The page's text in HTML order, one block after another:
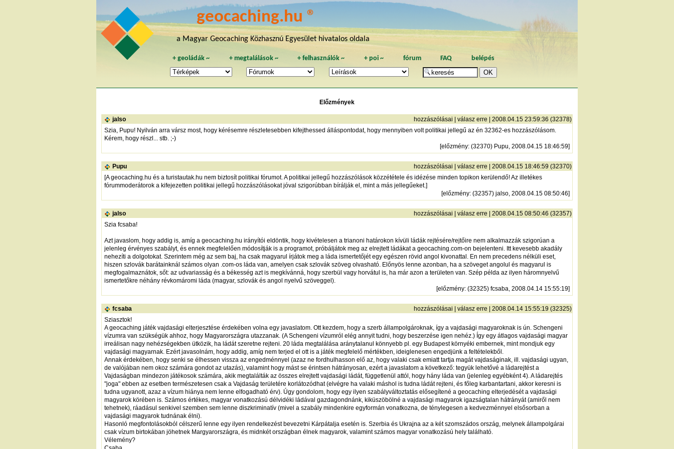
geocaching.hu ®
a Magyar Geocaching Közhasznú Egyesület hivatalos oldala
+geoládák ~ + megtalálások~ +felhasználók ~ + poi~ fórum FAQ belépés
Előzmények
jalso hozzászólásai | válasz erre | 2008.04.15 23:59:36 (32378)
Szia, Pupu! Nyilván arra vársz most, hogy kérésemre részletesebben kifejthessed álláspontodat, hogy mennyiben volt politikai jellegű az én 32362-es hozzászólásom.
Kérem, hogy részl... stb. ;-)
[előzmény: (32370) Pupu, 2008.04.15 18:46:59]
Pupu hozzászólásai | válasz erre | 2008.04.15 18:46:59 (32370)
[A geocaching.hu és a turistautak.hu nem biztosít politikai fórumot. A politikai jellegű hozzászólások közzététele és idézése minden topikon kerülendő! Az illetékes
fórummoderátorok a kifejezetten politikai jellegű hozzászólásokat jóval szigorúbban bírálják el, mint a más jellegűeket.]
[előzmény: (32357) jalso, 2008.04.15 08:50:46]
jalso hozzászólásai | válasz erre | 2008.04.15 08:50:46 (32357)
Szia fcsaba!
Azt javaslom, hogy addig is, amíg a geocaching.hu irányítói eldöntik, hogy kivételesen a trianoni határokon kívüli ládák rejtésére/rejtőire nem alkalmazzák szigorúan a
jelenleg érvényes szabályt, és ennek megfelelően módosítják is a programot, próbáljátok meg az elrejtett ládákat a geocaching.com-on bejelenteni. Itt kevesebb akadály
nehezíti a dolgotokat. Szerintem még az sem baj, ha csak magyarul írjátok meg a láda ismertetőjét egy egészen rövid angol kivonattal. En nem precedens nélküli eset,
hiszen szlovák barátainknál számos olyan .com-os láda van, amelyen csak szlovák szöveg olvasható. Előnyös lenne azonban, ha a szöveget angolul és magyarul is
megfogalmaznátok, sőt: az udvariasság és a békesség azt is megkívánná, hogy szerbül vagy horvátul is, ha már azon a területen van. Szép példa az ilyen háromnyelvű
ismertetőkre néhány révkomáromi láda (magyar, szlovák és angol nyelvű szöveggel).
[előzmény: (32325) fcsaba, 2008.04.14 15:55:19]
fcsaba hozzászólásai | válasz erre | 2008.04.14 15:55:19 (32325)
Sziasztok!
A geocaching játék vajdasági elterjesztése érdekében volna egy javaslatom. Ott kezdem, hogy a szerb állampolgároknak, így a vajdasági magyaroknak is ún. Schengeni
vízumra van szükségük ahhoz, hogy Magyarországra utazzanak. (A Schengeni vízumról elég annyit tudni, hogy beszerzése igen nehéz.) Így egy átlagos vajdasági magyar
irreálisan nagy nehézségekben ütközik, ha ládát szeretne rejteni. 20 láda megtalálása aránytalanul könnyebb pl. egy Budapest környéki embernek, mint mondjuk egy
vajdasági magyarnak. Ezért javasolnám, hogy addig, amíg nem terjed el ott is a játék megfelelő mértékben, ideiglenesen engedjünk a feltételekből.
Annak érdekében, hogy senki se élhessen vissza az engedménnyel (azaz ne fordhulhasson elő az, hogy valaki csak emiatt tartja magát vajdaságinak, ill. vajdasági ugyan,
de valójában nem okoz számára gondot az utazás), valamint hogy mást se érintsen hátrányosan, ezért a javaslatom a következő: tegyük lehetővé a ládarejtést a
Vajdaságban mindezon játékosok számára, akik megtalálták az összes elrejtett vajdasági ládát, függetlenül attól, hogy hány láda van (jelenleg egyébként 4). A ládarejtés
"joga" ebben az esetben természetesen csak a Vajdaság területére korlátozódhat (elvégre ha valaki máshol is tudna ládát rejteni, és főleg karbantartani, akkor keresni is
tudna ugyanott, azaz a vízum hiánya nem lenne elfogadható érv). Úgy gondolom, hogy egy ilyen szabályváltoztatás elősegítené a geocaching elterjedését a vajdasági
magyarok körében is. Számos értékes, magyar vonatkozású délvidéki ládával gazdagondnánk, kiküszöbölné a vajdasági magyarok igazságtalan hátrányát (amiről nem
tehetnek), ráadásul senkivel szemben sem lenne diszkriminatív (mivel a szabály mindenkire egyformán vonatkozna, de ténylegesen a kedvezménnyel elsősorban a
vajdasági magyarok tudnának élni).
Hasonló megfontolásokból célszerű lenne egy ilyen rendelkezést bevezetni Kárpátalja esetén is. Szerbia és Ukrajna az a két szomszádos ország, melynek állampolgárai
csak vízum birtokában jöhetnek Margyarországra, és midnkét országban élnek magyarok, valamint számos magyar vonatkozású hely található.
Vélemény?